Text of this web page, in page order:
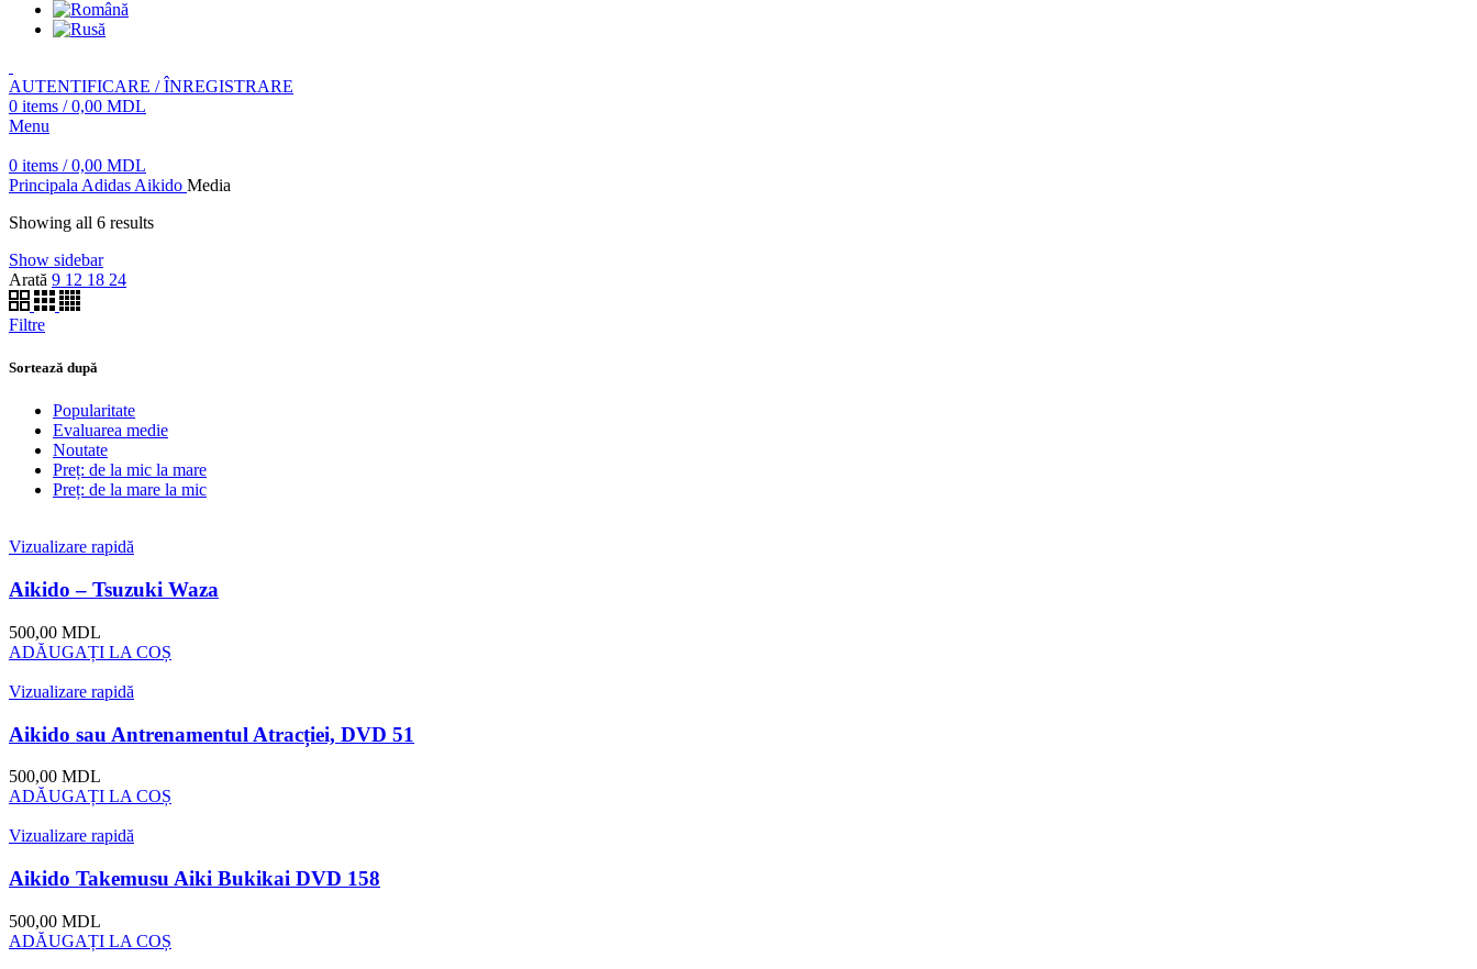
AUTENTIFICARE / ÎNREGISTRARE
0 items / 0,00 MDL
Menu
0 items / 0,00 MDL
Principala Adidas Aikido Media
Showing all 6 results
Show sidebar
Arată 9 12 18 24
Filtre
Sortează după
Popularitate
Evaluarea medie
Noutate
Preț: de la mic la mare
Preț: de la mare la mic
Vizualizare rapidă
Aikido – Tsuzuki Waza
500,00 MDL
ADĂUGAȚI LA COȘ
Vizualizare rapidă
Aikido sau Antrenamentul Atracției, DVD 51
500,00 MDL
ADĂUGAȚI LA COȘ
Vizualizare rapidă
Aikido Takemusu Aiki Bukikai DVD 158
500,00 MDL
ADĂUGAȚI LA COȘ